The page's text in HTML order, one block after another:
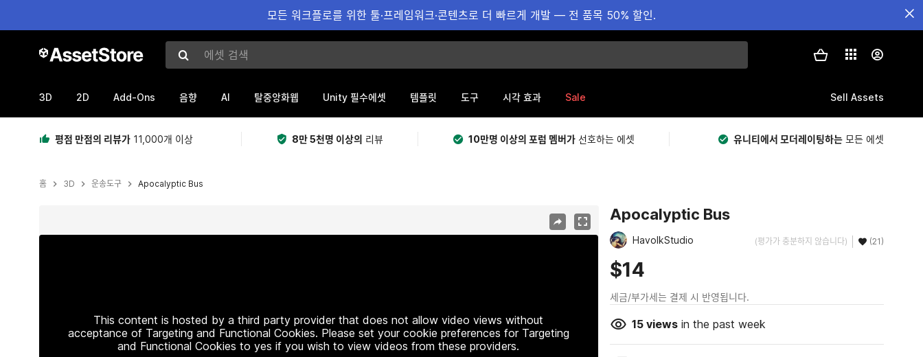
모든 워크플로를 위한 툴·프레임워크·콘텐츠로 더 빠르게 개발 — 전 품목 50% 할인.
에셋 검색
3D 2D Add-Ons 음향 AI 탈중앙화웹 Unity 필수에셋 템플릿 도구 시각 효과 Sale Sell Assets
평점 만점의 리뷰가 11,000개 이상 8만 5천명 이상의 리뷰 10만명 이상의 포럼 멤버가 선호하는 에셋 유니티에서 모더레이팅하는 모든 에셋
홈 3D 운송도구 Apocalyptic Bus
This content is hosted by a third party provider that does not allow video views without
acceptance of Targeting and Functional Cookies. Please set your cookie preferences for Targeting
and Functional Cookies to yes if you wish to view videos from these providers.
Apocalyptic Bus
HavolkStudio (평가가 충분하지 않습니다) (21)
$14
세금/부가세는 결제 시 반영됩니다.
15viewsin the past week